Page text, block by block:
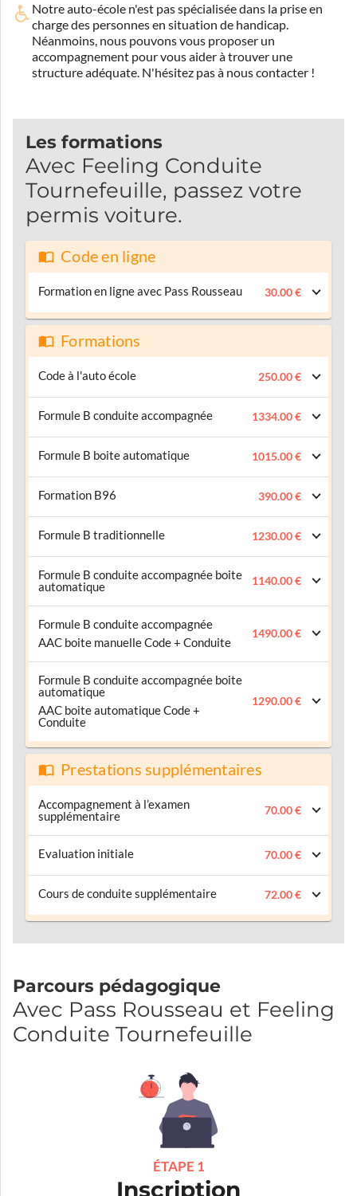
Notre auto-école n'est pas spécialisée dans la prise en
charge des personnes en situation de handicap.
Néanmoins, nous pouvons vous proposer un
accompagnement pour vous aider à trouver une
structure adéquate. N'hésitez pas à nous contacter !
Les formations
Avec Feeling Conduite
Tournefeuille, passez votre
permis voiture.
Code en ligne
Formation en ligne avec Pass Rousseau 30.00 €
Formations
Code à l'auto école 250.00 €
Formule B conduite accompagnée 1334.00 €
Formule B boite automatique 1015.00 €
Formation B96 390.00 €
Formule B traditionnelle 1230.00 €
Formule B conduite accompagnée boite
automatique
1140.00 €
Formule B conduite accompagnée
AAC boite manuelle Code + Conduite
1490.00 €
Formule B conduite accompagnée boite
automatique
AAC boite automatique Code +
Conduite
1290.00 €
Prestations supplémentaires
Accompagnement à l’examen
supplémentaire
70.00 €
Evaluation initiale 70.00 €
Cours de conduite supplémentaire 72.00 €
Parcours pédagogique
Avec Pass Rousseau et Feeling
Conduite Tournefeuille
ÉTAPE 1
Inscription